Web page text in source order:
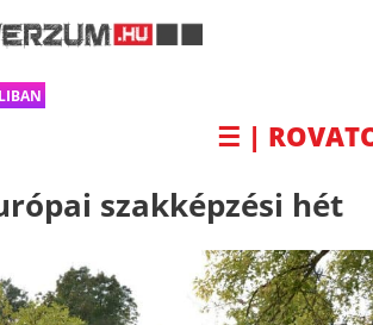
☰ |
szakképzési hét